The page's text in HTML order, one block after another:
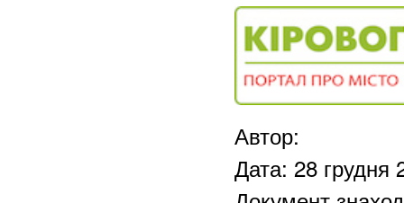
Автор:
Дата: 28 грудня